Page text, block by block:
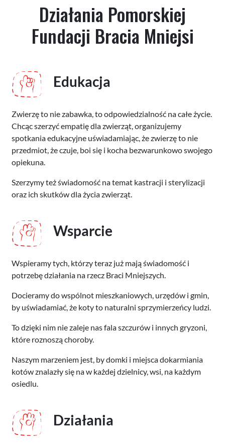
Działania Pomorskiej
Fundacji Bracia Mniejsi
Edukacja
Zwierzę to nie zabawka, to odpowiedzialność na całe życie.
Chcąc szerzyć empatię dla zwierząt, organizujemy
spotkania edukacyjne uświadamiając, że zwierzę to nie
przedmiot, że czuje, boi się i kocha bezwarunkowo swojego
opiekuna.
Szerzymy też świadomość na temat kastracji i sterylizacji
oraz ich skutków dla życia zwierząt.
Wsparcie
Wspieramy tych, którzy teraz już mają świadomość i
potrzebę działania na rzecz Braci Mniejszych.
Docieramy do wspólnot mieszkaniowych, urzędów i gmin,
by uświadamiać, że koty to naturalni sprzymierzeńcy ludzi.
To dzięki nim nie zaleje nas fala szczurów i innych gryzoni,
które roznoszą choroby.
Naszym marzeniem jest, by domki i miejsca dokarmiania
kotów znalazły się na w każdej dzielnicy, wsi, na każdym
osiedlu.
Działania